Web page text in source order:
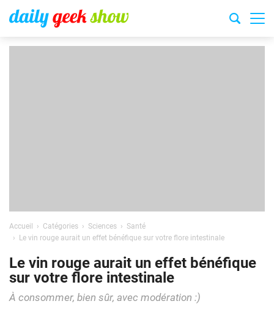
Accueil Catégories Sciences
Santé
Le vin rouge aurait un effet bénéfique sur votre flore intestinale
Le vin rouge aurait un effet bénéfique
sur votre flore intestinale
À consommer, bien sûr, avec modération :)